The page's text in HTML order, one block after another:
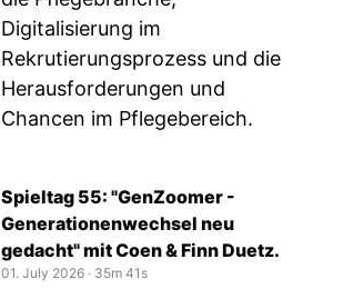
Digitalisierung im
Rekrutierungsprozess und die
Herausforderungen und
Chancen im Pflegebereich.
Spieltag 55: "GenZoomer -
Generationenwechsel neu
gedacht" mit Coen & Finn Duetz.
01. July 2026 ‧ 35m 41s